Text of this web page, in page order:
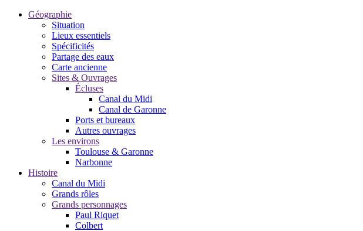
Géographie
Situation
Lieux essentiels
Spécificités
Partage des eaux
Carte ancienne
Sites & Ouvrages
Écluses
Canal du Midi
Canal de Garonne
Ports et bureaux
Autres ouvrages
Les environs
Toulouse & Garonne
Narbonne
Histoire
Canal du Midi
Grands rôles
Grands personnages
Paul Riquet
Colbert